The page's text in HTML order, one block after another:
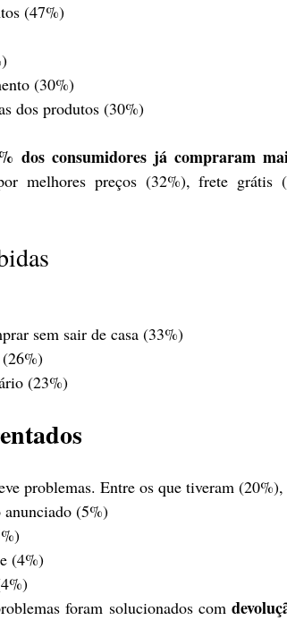
(47%)
(30%)
dos produtos (30%)
dos consumidores já compraram
melhores preços (32%), frete grátis
sem sair de casa (33%)
(23%)
problemas. Entre os que tiveram
(5%)
(4%)
foram solucionados com